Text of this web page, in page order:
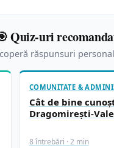
Quiz-uri
răspunsuri
COMUNITATE &
Cât de bine
Dragomirești-
8 întrebări · 2 min